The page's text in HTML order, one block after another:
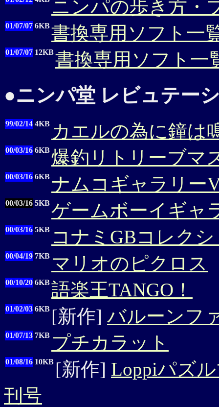
ニンパの歩き方・
01/07/07 6KB書換専用ソフト一
01/07/07 12KB書換専用ソフト一
●ニンパ堂 レビュテー
99/02/14 4KB カエルの為に鐘は
00/03/16 6KB爆釣リトリーブマ
00/03/16 6KB ナムコギャラリー
00/03/16 5KBゲームボーイギャ
00/03/16 5KB コナミGBコレク
00/04/19 7KB マリオのピクロス
00/10/20 6KB語楽王TANGO！
01/02/03 6KB [新作] バルーンフ
01/07/13 7KB プチカラット
01/08/16 10KB [新作] Loppiパズ
刊号